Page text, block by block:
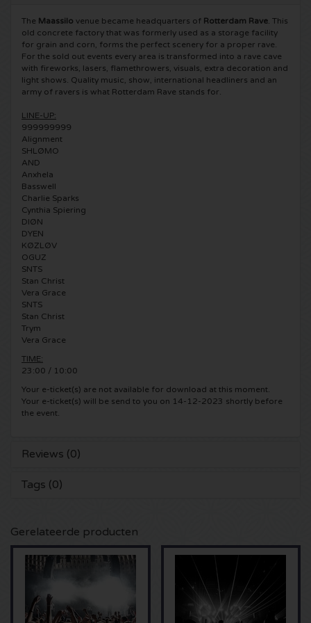
5 Seconds of Summer kaartjes
Simple Minds kaartjes
Toto kaartjes
UB 40 kaarten
De Amsterdamse Zomer kaarten
Normaal kaartjes
Louis Tomlinson kaartjes
Tom Jones kaartjes
Ed Sheeran kaartjes
Shawn Mendes kaartjes
Oscar and the Wolf tickets
Red Hot Chili Peppers kaartjes
Patrick Bruel kaartjes
Avril Lavigne kaartjes
Genesis kaartjes
Pinkpop kaartjes
Dance Valley kaartjes
Intents kaartjes
Valhalla kaartjes
OH MY kaartjes
Kralingse Bos Festival
WOO HAH kaartjes
Free Your Mind Festival kaartjes
Strafwerk kaartjes
Into The Great Wide Open kaartjes
Breda Live kaartjes
7th Sunday Festival kaartjes
The Qontinent kaartjes
Chin Chin kaartjes
Lekker en Live kaartjes
Crazyland kaartjes
Hardcore4life kaartjes
Shockerz kaartjes
Swedish House Mafia kaartjes
Charlotte de Witte kaartjes
909 kaartjes
Verknipt kaartjes
DLDK kaarten
Above Beyond kaarten
Disclosure kaartjes
Qapital kaartjes
Hardwell kaartjes
Supremacy kaartjes
Glow in the Dark kaartjes
A Nightmare in Rotterdam kaartjes
The Maassilo venue became headquarters of Rotterdam Rave. This
old concrete factory that was formerly used as a storage facility
for grain and corn, forms the perfect scenery for a proper rave.
For the sold out events every area is transformed into a rave cave
with fireworks, lasers, flamethrowers, visuals, extra decoration and
light shows. Quality music, show, international headliners and an
army of ravers is what Rotterdam Rave stands for.
LINE-UP:
999999999
Alignment
SHLØMO
AND
Anxhela
Basswell
Charlie Sparks
Cynthia Spiering
DIØN
DYEN
KØZLØV
OGUZ
SNTS
Stan Christ
Vera Grace
SNTS
Stan Christ
Trym
Vera Grace
TIME:
23:00 / 10:00
Your e-ticket(s) are not available for download at this moment.
Your e-ticket(s) will be send to you on 14-12-2023 shortly before
the event.
Reviews (0)
Tags (0)
Gerelateerde producten